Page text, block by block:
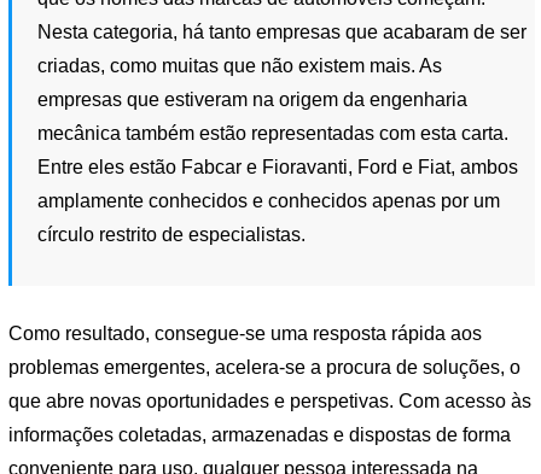
Nesta categoria, há tanto empresas que acabaram de ser
criadas, como muitas que não existem mais. As
empresas que estiveram na origem da engenharia
mecânica também estão representadas com esta carta.
Entre eles estão Fabcar e Fioravanti, Ford e Fiat, ambos
amplamente conhecidos e conhecidos apenas por um
círculo restrito de especialistas.
Como resultado, consegue-se uma resposta rápida aos
problemas emergentes, acelera-se a procura de soluções, o
que abre novas oportunidades e perspetivas. Com acesso às
informações coletadas, armazenadas e dispostas de forma
conveniente para uso, qualquer pessoa interessada na